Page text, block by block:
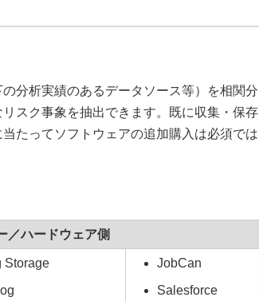
分析実績のあるデータソース等）を相関分
スク事象を抽出できます。既に収集・保存
たってソフトウェアの追加購入は必須では
／ハードウェア側
Storage
JobCan
Salesforce